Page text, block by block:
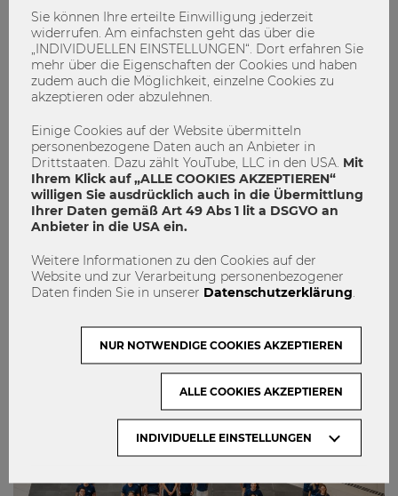
Wie machst du das Beste aus deinem
Auslandssemester oder
Auslandspraktikum?
WU International Office
WU Student Counselling
Sie können Ihre erteilte Einwilligung jederzeit
widerrufen. Am einfachsten geht das über die
„INDIVIDUELLEN EINSTELLUNGEN“. Dort erfahren Sie
mehr über die Eigenschaften der Cookies und haben
zudem auch die Möglichkeit, einzelne Cookies zu
akzeptieren oder abzulehnen.
Einige Cookies auf der Website übermitteln
personenbezogene Daten auch an Anbieter in
Drittstaaten. Dazu zählt YouTube, LLC in den USA. Mit
Ihrem Klick auf „ALLE COOKIES AKZEPTIEREN“
willigen Sie ausdrücklich auch in die Übermittlung
Ihrer Daten gemäß Art 49 Abs 1 lit a DSGVO an
Anbieter in die USA ein.
Weitere Informationen zu den Cookies auf der
Website und zur Verarbeitung personenbezogener
Daten finden Sie in unserer Datenschutzerklärung
INDIVIDUELLE EINSTELLUNGEN
NUR NOTWENDIGE COOKIES AKZEPTIEREN
ALLE COOKIES AKZEPTIEREN